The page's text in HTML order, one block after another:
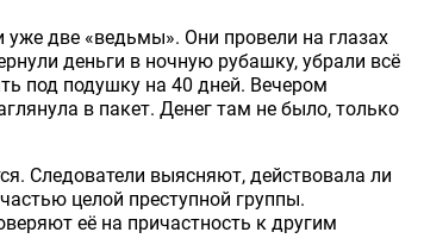
уже две «ведьмы». Они провели на глазах
деньги в ночную рубашку, убрали всё
под подушку на 40 дней. Вечером
в пакет. Денег там не было, только
Следователи выясняют, действовала ли
целой преступной группы.
её на причастность к другим